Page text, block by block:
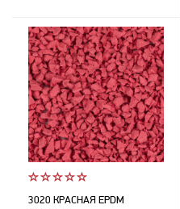
3020 КРАСНАЯ EPDM